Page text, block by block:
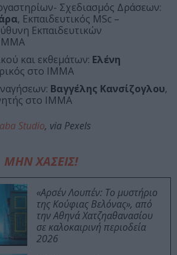
Σχεδιασμός Δράσεων:
, Εκπαιδευτικός MSc –
Εκπαιδευτικών
και εκθεμάτων: Ελένη
στο ΙΜΜΑ
Βαγγέλης Κανσίζογλου,
στο ΙΜΜΑ
Studio, via Pexels
ΜΗΝ ΧΑΣΕΙΣ!
«Αρσέν Λουπέν: Το μυστήριο
της Κούφιας Βελόνας», από
την Αθηνά Χατζηαθανασίου
σε καλοκαιρινή περιοδεία
2026